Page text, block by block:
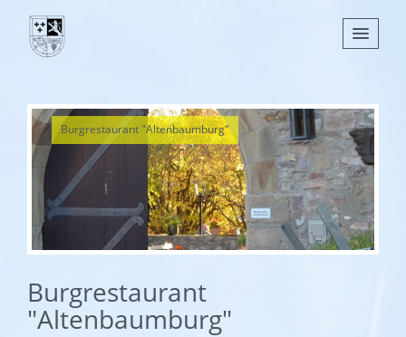
Nachrichten
Leben
Verwaltung
Tourismus
Gemeinden
Burgrestaurant "Altenbaumburg"
Burgrestaurant
"Altenbaumburg"